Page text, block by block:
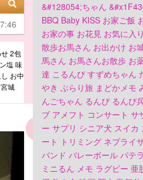
2包
塩 味
お中
城
&#128054;ちゃん
BBQ Baby KISS お家ご飯
お家の事 お花見 お気に入り
散歩お馬さん お出かけ お
馬さん お馬さんお散歩 お
達 こるんぴ すずめちゃん
やき ぶらり旅 まどかメモ
んごちゃん るんぴ るんぴ
ブ アメフト コンサート サ
ー サプリ シニア犬 スイカ
ート トリミング ネブライ
バンド バレーボール パテラ
ミニるん メモ ラグビー 亜